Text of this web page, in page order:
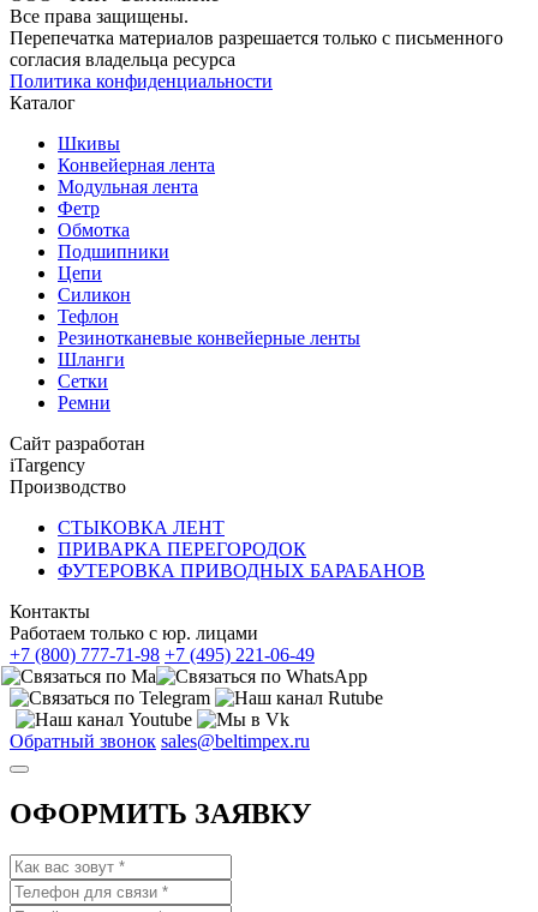
Все права защищены.
Перепечатка материалов разрешается только с письменного
согласия владельца ресурса
Политика конфиденциальности
Каталог
Шкивы
Конвейерная лента
Модульная лента
Фетр
Обмотка
Подшипники
Цепи
Силикон
Тефлон
Резинотканевые конвейерные ленты
Шланги
Сетки
Ремни
Сайт разработан
iTargency
Производство
СТЫКОВКА ЛЕНТ
ПРИВАРКА ПЕРЕГОРОДОК
ФУТЕРОВКА ПРИВОДНЫХ БАРАБАНОВ
Контакты
Работаем только с юр. лицами
+7 (800) 777-71-98 +7 (495) 221-06-49
Обратный звонок sales@beltimpex.ru
ОФОРМИТЬ ЗАЯВКУ